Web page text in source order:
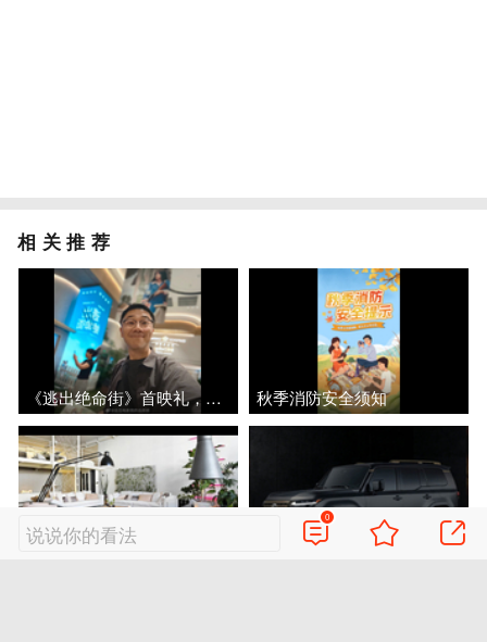
相关推荐
《逃出绝命街》首映礼，恐龙会动震撼现场 秋季消防安全须知
说说你的看法
0